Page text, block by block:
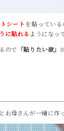
シート を貼ってい
に貼れる ようになっ
ので 「貼りたい欲」
お母さんが一緒に作